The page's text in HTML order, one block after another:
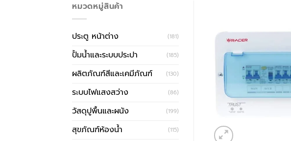
หมวดหมู่สินค้า
ประตู หน้าต่าง (181)
ปั้มน้ำและระบบประปา (185)
ผลิตภัณฑ์สีและเคมีภัณฑ์ (130)
ระบบไฟแสงสว่าง (86)
วัสดุปูพื้นและผนัง (199)
สุขภัณฑ์ห้องน้ำ (115)